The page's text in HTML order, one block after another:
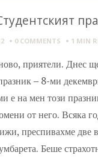
0 COMMENTS 1 MIN
приятели. Днес
– 8-ми
е на мен този
от него. Всяка
преспивахме две
Беше